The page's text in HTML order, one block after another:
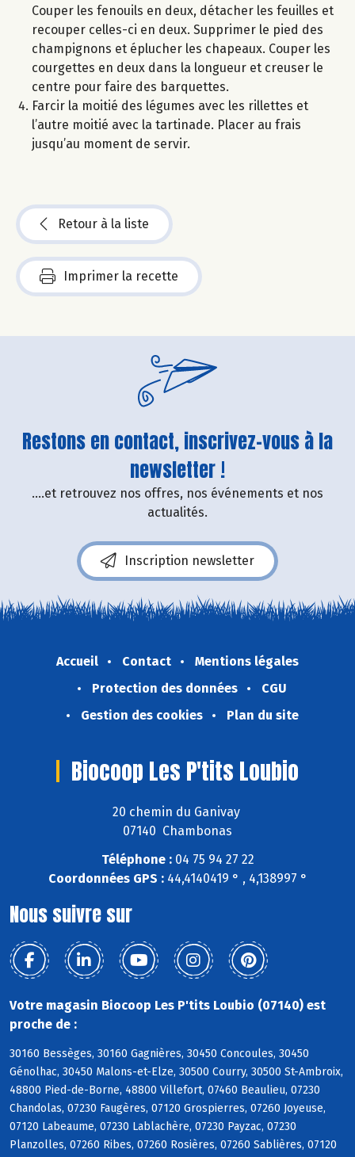
Couper les fenouils en deux, détacher les feuilles et
recouper celles-ci en deux. Supprimer le pied des
champignons et éplucher les chapeaux. Couper les
courgettes en deux dans la longueur et creuser le
centre pour faire des barquettes.
Farcir la moitié des légumes avec les rillettes et
l’autre moitié avec la tartinade. Placer au frais
jusqu’au moment de servir.
Retour à la liste
Imprimer la recette
Restons en contact, inscrivez-vous à la
newsletter !
....et retrouvez nos offres, nos événements et nos
actualités.
Inscription newsletter
Accueil Contact
Mentions légales
Protection des données
CGU
Gestion des cookies
Plan du site
Biocoop Les P'tits Loubio
20 chemin du Ganivay
07140 Chambonas
Téléphone :04 75 94 27 22
Coordonnées GPS :44,4140419 ° , 4,138997 °
Nous suivre sur
Votre magasin Biocoop Les P'tits Loubio (07140) est
proche de :
30160 Bessèges, 30160 Gagnières, 30450 Concoules, 30450
Génolhac, 30450 Malons-et-Elze, 30500 Courry, 30500 St-Ambroix,
48800 Pied-de-Borne, 48800 Villefort, 07460 Beaulieu, 07230
Chandolas, 07230 Faugères, 07120 Grospierres, 07260 Joyeuse,
07120 Labeaume, 07230 Lablachère, 07230 Payzac, 07230
Planzolles, 07260 Ribes, 07260 Rosières, 07260 Sablières, 07120